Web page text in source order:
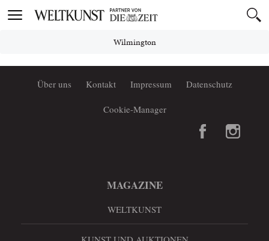
Toggle
Wilmington
Über uns Kontakt Impressum Datenschutz
Cookie-Manager
MAGAZINE
WELTKUNST